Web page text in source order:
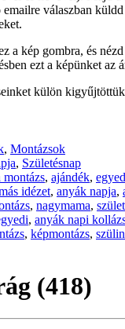
válaszban
a kép gombra, és
ezt a képünket az
külön
, Montázsok
, Születésnap
montázs, ajándék,
idézet, anyák napja,
, nagymama,
, anyák napi
, képmontázs,
(418)